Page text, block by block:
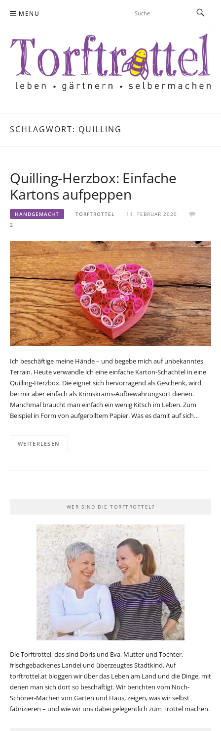
MENU
SCHLAGWORT: QUILLING
Quilling-Herzbox: Einfache
Kartons aufpeppen
HANDGEMACHT TORFTROTTEL
11. FEBRUAR 2020
2
Ich beschäftige meine Hände – und begebe mich auf unbekanntes
Terrain. Heute verwandle ich eine einfache Karton-Schachtel in eine
Quilling-Herzbox. Die eignet sich hervorragend als Geschenk, wird
bei mir aber einfach als Krimskrams-Aufbewahrungsort dienen.
Manchmal braucht man einfach ein wenig Kitsch im Leben. Zum
Beispiel in Form von aufgerolltem Papier. Was es damit auf sich…
WEITERLESEN
WER SIND DIE TORFTROTTEL?
Die Torftrottel, das sind Doris und Eva, Mutter und Tochter,
frischgebackenes Landei und überzeugtes Stadtkind. Auf
torftrottel.at bloggen wir über das Leben am Land und die Dinge, mit
denen man sich dort so beschäftigt. Wir berichten vom Noch-
Schöner-Machen von Garten und Haus, zeigen, was wir selbst
fabrizieren – und wie wir uns dabei gelegentlich zum Trottel machen.